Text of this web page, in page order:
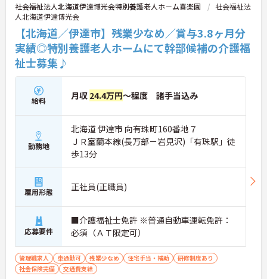
社会福祉法人北海道伊達博光会特別養護老人ホ－ム喜楽園
社会福祉法
人北海道伊達博光会
【北海道／伊達市】残業少なめ／賞与3.8ヶ月分
実績◎特別養護老人ホームにて幹部候補の介護福
祉士募集♪
給料 月収 24.4万円～程度 諸手当込み
勤務地
北海道 伊達市 向有珠町160番地７
ＪＲ室蘭本線(長万部－岩見沢)「有珠駅」徒
歩13分
雇用形態 正社員(正職員)
応募要件
■介護福祉士免許 ※普通自動車運転免許：
必須（ＡＴ限定可）
管理職求人 車通勤可 残業少なめ 住宅手当・補助
研修制度あり
社会保険完備
交通費支給